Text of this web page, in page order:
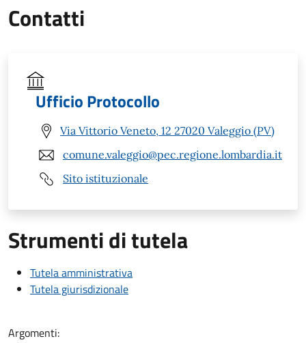
Contatti
Ufficio Protocollo
Via Vittorio Veneto, 12 27020 Valeggio (PV)
comune.valeggio@pec.regione.lombardia.it
Sito istituzionale
Strumenti di tutela
Tutela amministrativa
Tutela giurisdizionale
Argomenti: